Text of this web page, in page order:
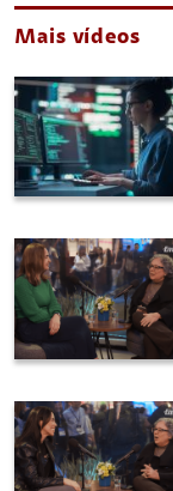
Mais vídeos